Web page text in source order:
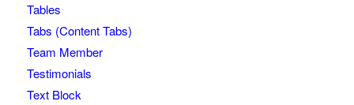
Tables
Tabs (Content Tabs)
Team Member
Testimonials
Text Block